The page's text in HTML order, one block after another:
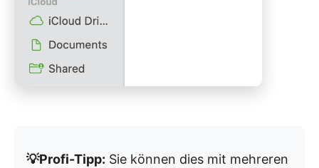
💡Profi-Tipp: Sie können dies mit mehreren